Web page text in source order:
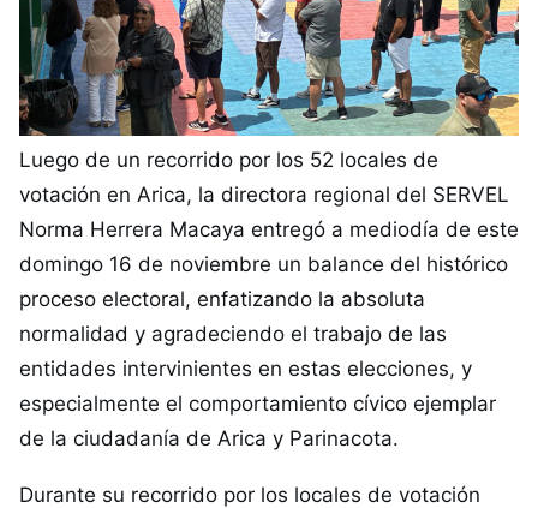
Luego de un recorrido por los 52 locales de
votación en Arica, la directora regional del SERVEL
Norma Herrera Macaya entregó a mediodía de este
domingo 16 de noviembre un balance del histórico
proceso electoral, enfatizando la absoluta
normalidad y agradeciendo el trabajo de las
entidades intervinientes en estas elecciones, y
especialmente el comportamiento cívico ejemplar
de la ciudadanía de Arica y Parinacota.
Durante su recorrido por los locales de votación